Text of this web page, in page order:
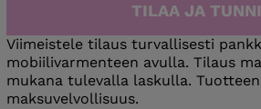
TILAA JA
Viimeistele tilaus turvallisesti
mobiilivarmenteen avulla. Tilaus
mukana tulevalla laskulla.
maksuvelvollisuus.